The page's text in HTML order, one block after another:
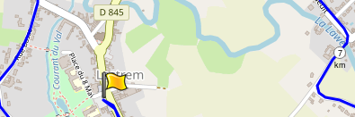
7
km